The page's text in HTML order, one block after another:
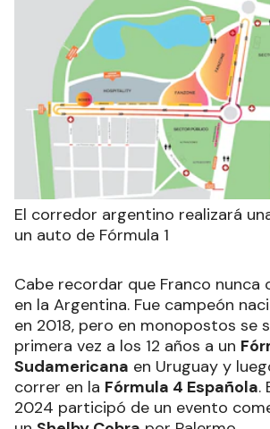
El corredor argentino realizará
un auto de Fórmula 1
Cabe recordar que Franco nunca
en la Argentina. Fue campeón
en 2018, pero en monopostos se
primera vez a los 12 años a un
Sudamericana en Uruguay y
correr en la Fórmula 4 Española.
2024 participó de un evento